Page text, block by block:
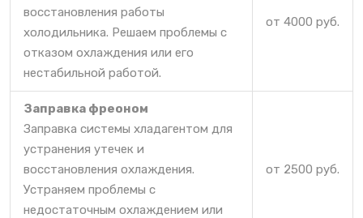
восстановления работы
холодильника. Решаем проблемы с
отказом охлаждения или его
нестабильной работой.
от 4000 руб.
Заправка фреоном
Заправка системы хладагентом для
устранения утечек и
восстановления охлаждения.
Устраняем проблемы с
недостаточным охлаждением или
от 2500 руб.